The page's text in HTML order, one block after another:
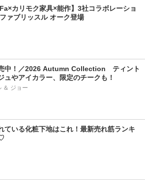
カリモク家具×能作】3社コラボレーショ
ァブリッスル オーク登場
中！／2026 Autumn Collection　ティント
ュやアイカラー、限定のチークも！
＆ ジョー
ている化粧下地はこれ！最新売れ筋ランキ